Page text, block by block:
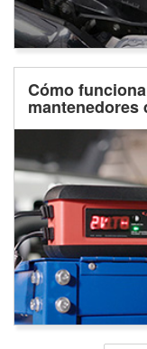
Cómo
mantenedores